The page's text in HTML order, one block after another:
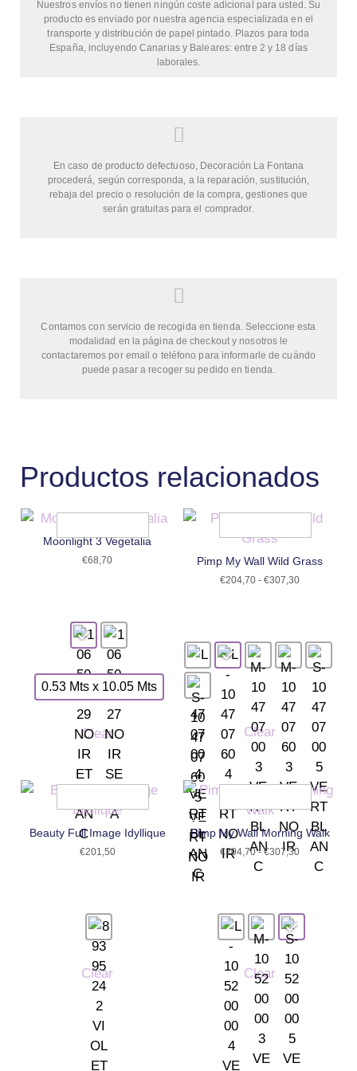
Nuestros envíos no tienen ningún coste adicional para usted. Su
producto es enviado por nuestra agencia especializada en el
transporte y distribución de papel pintado. Plazos para toda
España, incluyendo Canarias y Baleares: entre 2 y 18 días
laborales.
En caso de producto defectuoso, Decoración La Fontana
procederá, según corresponda, a la reparación, sustitución,
rebaja del precio o resolución de la compra, gestiones que
serán gratuitas para el comprador.
Contamos con servicio de recogida en tienda. Seleccione esta
modalidad en la página de checkout y nosotros le
contactaremos por email o teléfono para informarle de cuándo
puede pasar a recoger su pedido en tienda.
Productos relacionados
Moonlight 3 Vegetalia
€68,70
0.53 Mts x 10.05 Mts
Clear
Pimp My Wall Wild Grass
€204,70 - €307,30
Clear
Beauty Full Image Idyllique
€201,50
Clear
Pimp My Wall Morning Walk
€204,70 - €307,30
Clear